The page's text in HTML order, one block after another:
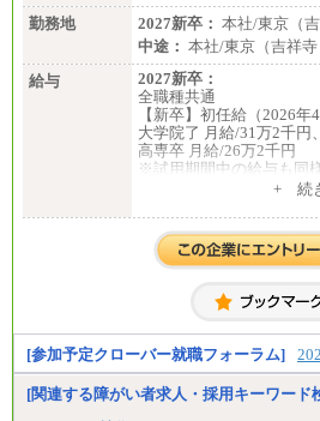
勤務地
2027新卒： 本社/東京（
中途： 本社/東京（吉祥
給与
2027新卒：
全職種共通
【新卒】初任給（2026年4
大学院了 月給/31万2千円
高専卒 月給/26万2千円
※試用期間中の給与も同
【中途】月給19万8千円～
※勤務地によって異なり
※経験やスキルを考慮し
+ 続
[参加予定クローバー就職フォーラム]
[関連する障がい者求人・採用キーワード